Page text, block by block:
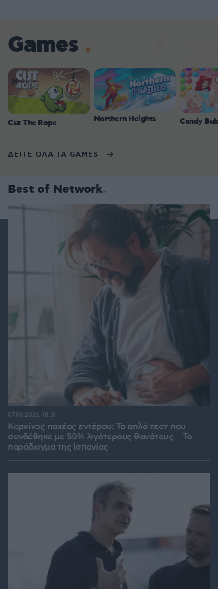
Games
Cut The Rope Northern Heights Candy
ΔΕΙΤΕ ΟΛΑ ΤΑ GAMES
Best of Network
Καρκίνος παχέος εντέρου: Το απλό τεστ που
συνδέθηκε με 50% λιγότερους θανάτους – Το
παράδειγμα της Ισπανίας
07.08.2026, 18:31